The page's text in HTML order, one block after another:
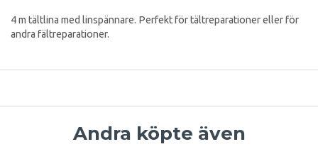
4 m tältlina med linspännare. Perfekt för tältreparationer eller för
andra fältreparationer.
Andra köpte även